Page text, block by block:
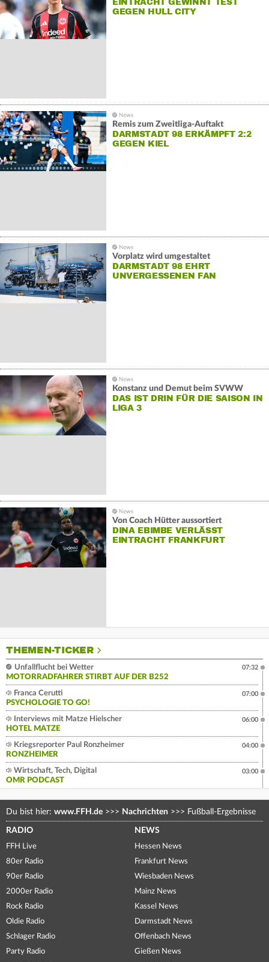
GEGEN HULL CITY
Remis zum Zweitliga-Auftakt
DARMSTADT 98 ERKÄMPFT 2:2
GEGEN KIEL
Vorplatz wird umgestaltet
DARMSTADT 98 EHRT
UNVERGESSENEN FAN
Konstanz und Demut beim SVWW
DAS IST DRIN FÜR DIE SAISON IN
LIGA 3
Von Coach Hütter aussortiert
DINA EBIMBE VERLÄSST
EINTRACHT FRANKFURT
THEMEN-TICKER
Unfallflucht bei Wetter
MOTORRADFAHRER STIRBT AUF DER B252
07:32
Franca Cerutti
PSYCHOLOGIE TO GO!
07:00
Interviews mit Matze Hielscher
HOTEL MATZE
06:00
Kriegsreporter Paul Ronzheimer
RONZHEIMER
04:00
Wirtschaft, Tech, Digital
OMR PODCAST
03:00
Du bist hier: www.FFH.de >>> Nachrichten >>> Fußball-Ergebnisse
RADIO
FFH Live
80er Radio
90er Radio
2000er Radio
Rock Radio
Oldie Radio
Schlager Radio
Party Radio
NEWS
Hessen News
Frankfurt News
Wiesbaden News
Mainz News
Kassel News
Darmstadt News
Offenbach News
Gießen News